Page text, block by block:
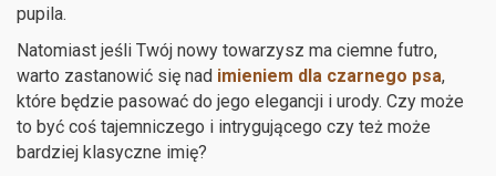
pupila.
Natomiast jeśli Twój nowy towarzysz ma ciemne futro,
warto zastanowić się nad imieniem dla czarnego psa,
które będzie pasować do jego elegancji i urody. Czy może
to być coś tajemniczego i intrygującego czy też może
bardziej klasyczne imię?